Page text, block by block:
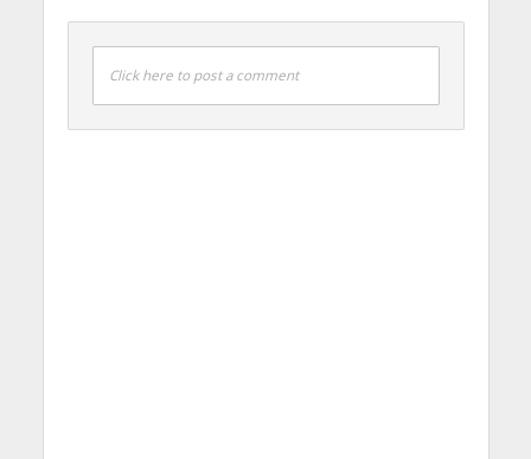
Click here to post a comment